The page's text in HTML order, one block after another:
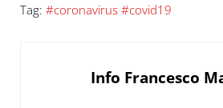
Tag: #coronavirus #covid19
Info Francesco